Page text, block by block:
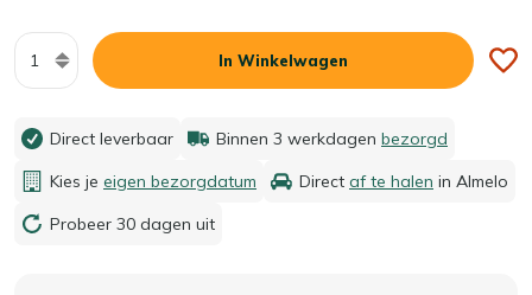
Aantal
In Winkelwagen
Direct leverbaar Binnen 3 werkdagen bezorgd
Kies je eigen bezorgdatum Direct af te halen in Almelo
Probeer 30 dagen uit